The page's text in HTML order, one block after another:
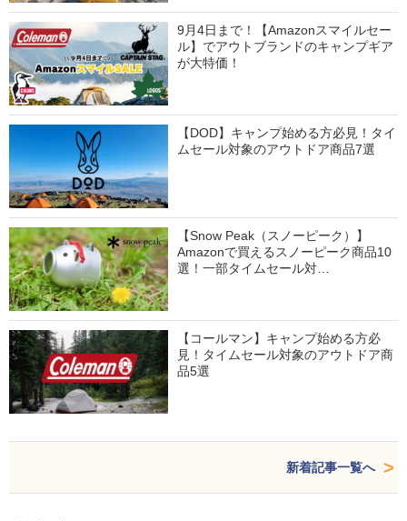
9月4日まで！【Amazonスマイルセー
ル】でアウトブランドのキャンプギア
が大特価！
【DOD】キャンプ始める方必見！タイ
ムセール対象のアウトドア商品7選
【Snow Peak（スノーピーク）】
Amazonで買えるスノーピーク商品10
選！一部タイムセール対…
【コールマン】キャンプ始める方必
見！タイムセール対象のアウトドア商
品5選
新着記事一覧へ